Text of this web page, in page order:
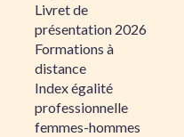
Livret de
présentation 2026
Formations à
distance
Index égalité
professionnelle
femmes-hommes